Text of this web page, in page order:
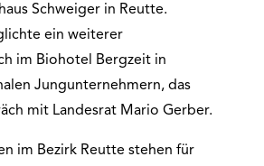
Schweiger in Reutte.
ein weiterer
im Biohotel Bergzeit in
Jungunternehmern, das
mit Landesrat Mario Gerber.
im Bezirk Reutte stehen für